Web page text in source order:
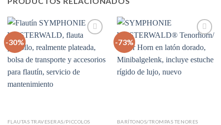
-30%
Auf
die
Wunschliste
FLAUTAS TRAVESERAS/PICCOLOS
-73%
Auf
die
Wunschliste
BARÍTONOS/TROMPAS TENORES